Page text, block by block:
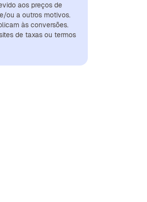
aos preços de
ou a outros motivos.
às conversões.
de taxas ou termos